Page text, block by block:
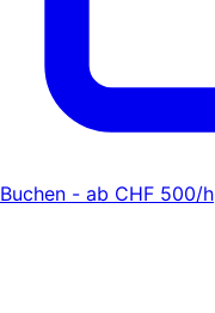
Buchen - ab CHF 500/h